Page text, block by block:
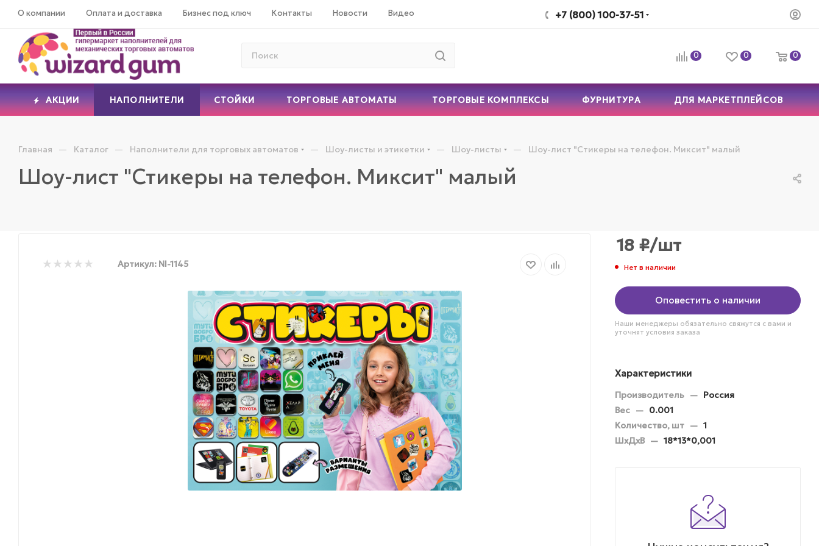
О компании Оплата и доставка Бизнес под ключ Контакты Новости Видео +7 (800) 100-37-51
0 0 0
АКЦИИ НАПОЛНИТЕЛИ СТОЙКИ ТОРГОВЫЕ АВТОМАТЫ ТОРГОВЫЕ КОМПЛЕКСЫ ФУРНИТУРА ДЛЯ МАРКЕТПЛЕЙСОВ
Главная — Каталог — Наполнители для торговых автоматов — Шоу-листы и этикетки — Шоу-листы — Шоу-лист "Стикеры на телефон. Миксит" малый
Шоу-лист "Стикеры на телефон. Миксит" малый
Артикул: NI-1145
18 ₽/шт
Нет в наличии
Оповестить о наличии
Наши менеджеры обязательно свяжутся с вами и
уточнят условия заказа
Характеристики
Производитель — Россия
Вес — 0.001
Количество, шт — 1
ШхДхВ — 18*13*0,001